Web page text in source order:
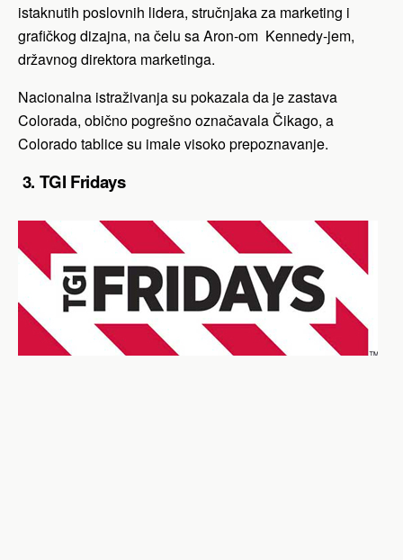
istaknutih poslovnih lidera, stručnjaka za marketing i
grafičkog dizajna, na čelu sa Aron-om Kennedy-jem,
državnog direktora marketinga.
Nacionalna istraživanja su pokazala da je zastava
Colorada, obično pogrešno označavala Čikago, a
Colorado tablice su imale visoko prepoznavanje.
3. TGI Fridays